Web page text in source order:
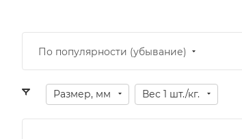
По популярности (убывание)
Размер, мм Вес 1 шт./кг.